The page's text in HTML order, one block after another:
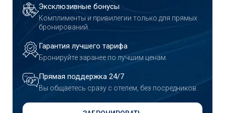
Эксклюзивные бонусы
Комплименты и привилегии только для прямых
бронирований.
Гарантия лучшего тарифа
Бронируйте заранее по лучшим ценам.
Прямая поддержка 24/7
Вы общаетесь сразу с отелем, без посредников.